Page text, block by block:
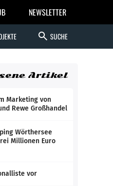
NEWSLETTER
search SUCHE
Artikel
Marketing von
Rewe Großhandel
Wörthersee
Millionen Euro
vor